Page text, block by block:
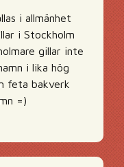
i allmänhet
i Stockholm
gillar inte
i lika hög
feta bakverk
=)